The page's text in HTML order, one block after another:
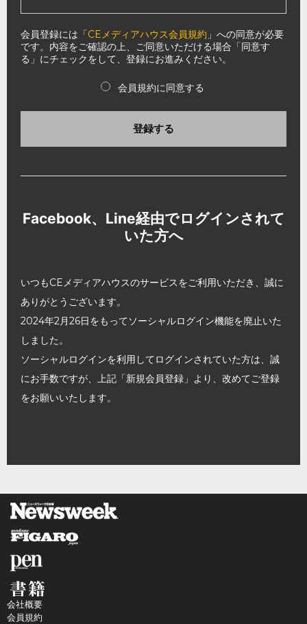
会員登録には「CEメディアハウス会員規約 」への同意が必要
です。内容をご確認の上、ご同意いただける場合「同意す
る」にチェックをして、登録にお進みください。
会員規約に同意する
登録する
Facebook、Line経由でログインされて
いた方へ
いつもCEメディアハウスのサービスをご利用いただき、誠に
ありがとうございます。
2024年2月26日をもってソーシャルログイン機能を廃止いた
しました。
ソーシャルログインを利用してログインされていた方は、誠
にお手数ですが、上記「新規会員登録」より、改めてご登録
をお願いいたします。
会社概要
会員規約